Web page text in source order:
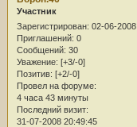
Участник
Зарегистрирован: 02-06-2008
Приглашений: 0
Сообщений: 30
Уважение: [+3/-0]
Позитив: [+2/-0]
Провел на форуме:
4 часа 43 минуты
Последний визит:
31-07-2008 20:49:45